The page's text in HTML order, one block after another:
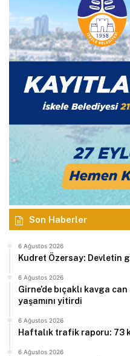
Son Haberler
6 Ağustos 2026
Kudret Özersay: Devletin
6 Ağustos 2026
Girne’de bıçaklı kavga
yaşamını yitirdi
6 Ağustos 2026
Haftalık trafik raporu: 73
6 Ağustos 2026